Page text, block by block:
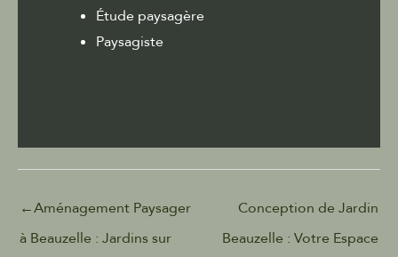
Étude paysagère
Paysagiste
←Aménagement Paysager
à Beauzelle : Jardins sur
Conception de Jardin
Beauzelle : Votre Espace